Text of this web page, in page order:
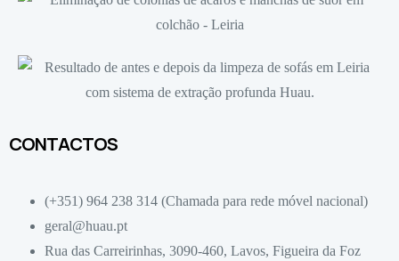
CONTACTOS
(+351) 964 238 314 (Chamada para rede móvel nacional)
geral@huau.pt
Rua das Carreirinhas, 3090-460, Lavos, Figueira da Foz